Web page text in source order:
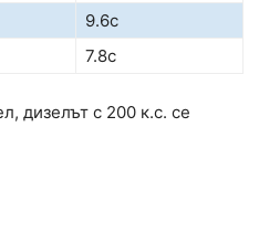
9.6с
7.8с
дизелът с 200 к.с. се